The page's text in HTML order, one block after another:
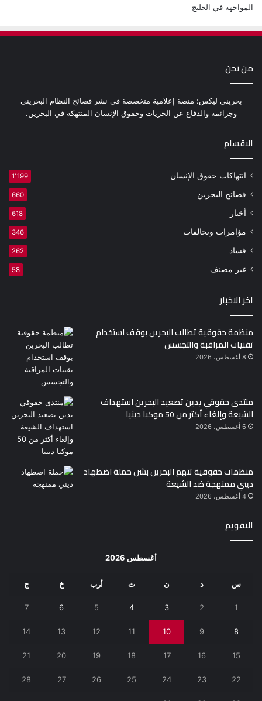
من نحن
بحريني ليكس: منصة إعلامية متخصصة في نشر فضائح النظام البحريني
وجرائمه والدفاع عن الحريات وحقوق الإنسان المنتهكة في البحرين.
الاقسام
انتهاكات حقوق الإنسان 1٬199
فضائح البحرين 660
أخبار 618
مؤامرات وتحالفات 346
فساد 262
غير مصنف 58
اخر الاخبار
منظمة حقوقية تطالب البحرين بوقف استخدام
تقنيات المراقبة والتجسس
8 أغسطس، 2026
منتدى حقوقي يدين تصعيد البحرين استهداف
الشيعة وإلغاء أكثر من 50 موكبا دينيا
6 أغسطس، 2026
منظمات حقوقية تتهم البحرين بشن حملة اضطهاد
ديني ممنهجة ضد الشيعة
4 أغسطس، 2026
التقويم
أغسطس 2026
س د ن ث أرب خ ج
1
2
3
4
5
6
7
8
9
10
11
12
13
14
15
16
17
18
19
20
21
22
23
24
25
26
27
28